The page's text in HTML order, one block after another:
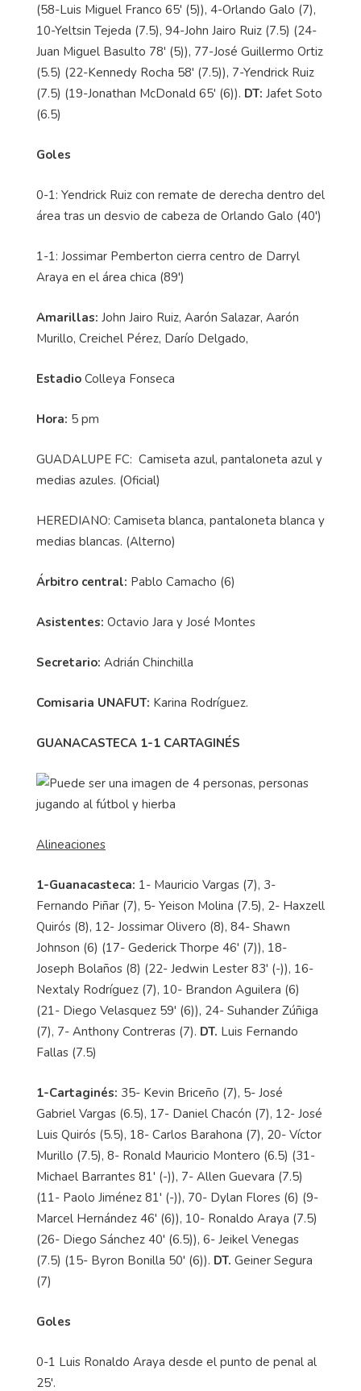
(58-Luis Miguel Franco 65' (5)), 4-Orlando Galo (7),
10-Yeltsin Tejeda (7.5), 94-John Jairo Ruiz (7.5) (24-
Juan Miguel Basulto 78' (5)), 77-José Guillermo Ortiz
(5.5) (22-Kennedy Rocha 58' (7.5)), 7-Yendrick Ruiz
(7.5) (19-Jonathan McDonald 65' (6)). DT: Jafet Soto
(6.5)
Goles
0-1: Yendrick Ruiz con remate de derecha dentro del
área tras un desvio de cabeza de Orlando Galo (40')
1-1: Jossimar Pemberton cierra centro de Darryl
Araya en el área chica (89')
Amarillas: John Jairo Ruiz, Aarón Salazar, Aarón
Murillo, Creichel Pérez, Darío Delgado,
Estadio Colleya Fonseca
Hora: 5 pm
GUADALUPE FC: Camiseta azul, pantaloneta azul y
medias azules. (Oficial)
HEREDIANO: Camiseta blanca, pantaloneta blanca y
medias blancas. (Alterno)
Árbitro central: Pablo Camacho (6)
Asistentes: Octavio Jara y José Montes
Secretario: Adrián Chinchilla
Comisaria UNAFUT: Karina Rodríguez.
GUANACASTECA 1-1 CARTAGINÉS
Alineaciones
1-Guanacasteca: 1- Mauricio Vargas (7), 3-
Fernando Piñar (7), 5- Yeison Molina (7.5), 2- Haxzell
Quirós (8), 12- Jossimar Olivero (8), 84- Shawn
Johnson (6) (17- Gederick Thorpe 46' (7)), 18-
Joseph Bolaños (8) (22- Jedwin Lester 83' (-)), 16-
Nextaly Rodríguez (7), 10- Brandon Aguilera (6)
(21- Diego Velasquez 59' (6)), 24- Suhander Zúñiga
(7), 7- Anthony Contreras (7). DT. Luis Fernando
Fallas (7.5)
1-Cartaginés: 35- Kevin Briceño (7), 5- José
Gabriel Vargas (6.5), 17- Daniel Chacón (7), 12- José
Luis Quirós (5.5), 18- Carlos Barahona (7), 20- Víctor
Murillo (7.5), 8- Ronald Mauricio Montero (6.5) (31-
Michael Barrantes 81' (-)), 7- Allen Guevara (7.5)
(11- Paolo Jiménez 81' (-)), 70- Dylan Flores (6) (9-
Marcel Hernández 46' (6)), 10- Ronaldo Araya (7.5)
(26- Diego Sánchez 40' (6.5)), 6- Jeikel Venegas
(7.5) (15- Byron Bonilla 50' (6)). DT. Geiner Segura
(7)
Goles
0-1 Luis Ronaldo Araya desde el punto de penal al
25'.